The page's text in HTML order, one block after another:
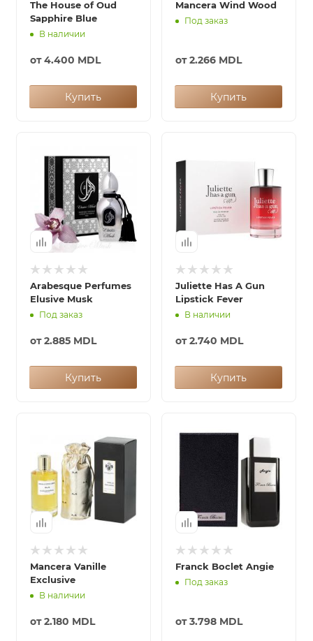
The House of Oud
Sapphire Blue
В наличии
от4.400 MDL
Купить
Mancera Wind Wood
Под заказ
от2.266 MDL
Купить
Arabesque Perfumes
Elusive Musk
Под заказ
от2.885 MDL
Купить
Juliette Has A Gun
Lipstick Fever
В наличии
от2.740 MDL
Купить
Mancera Vanille
Exclusive
В наличии
от2.180 MDL
Franck Boclet Angie
Под заказ
от3.798 MDL